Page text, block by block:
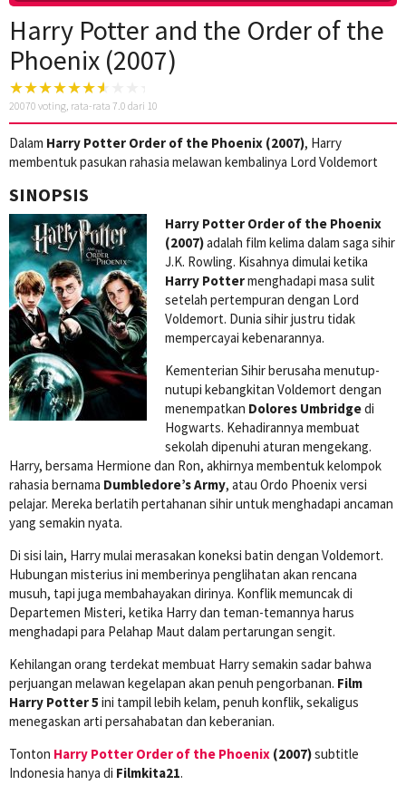
Harry Potter and the Order of the
Phoenix (2007)
20070 voting, rata-rata 7.0 dari 10
Dalam Harry Potter Order of the Phoenix (2007), Harry
membentuk pasukan rahasia melawan kembalinya Lord Voldemort
SINOPSIS
Harry Potter Order of the Phoenix
(2007)adalah film kelima dalam saga sihir
J.K. Rowling. Kisahnya dimulai ketika
Harry Pottermenghadapi masa sulit
setelah pertempuran dengan Lord
Voldemort. Dunia sihir justru tidak
mempercayai kebenarannya.
Kementerian Sihir berusaha menutup-
nutupi kebangkitan Voldemort dengan
menempatkan Dolores Umbridgedi
Hogwarts. Kehadirannya membuat
sekolah dipenuhi aturan mengekang.
Harry, bersama Hermione dan Ron, akhirnya membentuk kelompok
rahasia bernama Dumbledore’s Army, atau Ordo Phoenix versi
pelajar. Mereka berlatih pertahanan sihir untuk menghadapi ancaman
yang semakin nyata.
Di sisi lain, Harry mulai merasakan koneksi batin dengan Voldemort.
Hubungan misterius ini memberinya penglihatan akan rencana
musuh, tapi juga membahayakan dirinya. Konflik memuncak di
Departemen Misteri, ketika Harry dan teman-temannya harus
menghadapi para Pelahap Maut dalam pertarungan sengit.
Kehilangan orang terdekat membuat Harry semakin sadar bahwa
perjuangan melawan kegelapan akan penuh pengorbanan. Film
Harry Potter 5 ini tampil lebih kelam, penuh konflik, sekaligus
menegaskan arti persahabatan dan keberanian.
Tonton Harry Potter Order of the Phoenix (2007)subtitle
Indonesia hanya di Filmkita21.